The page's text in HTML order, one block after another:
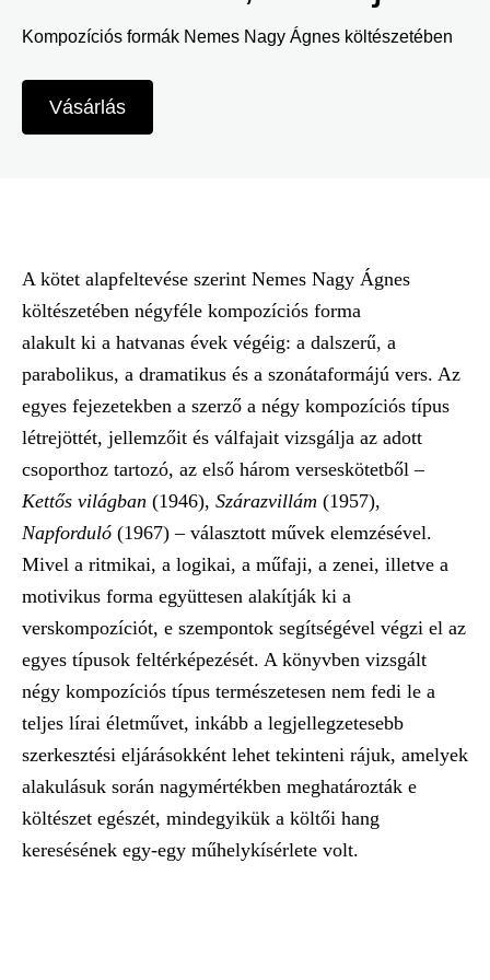
menü
Kompozíciós formák Nemes Nagy Ágnes költészetében
Vásárlás
A kötet alapfeltevése szerint Nemes Nagy Ágnes
költészetében négyféle kompozíciós forma
alakult ki a hatvanas évek végéig: a dalszerű, a
parabolikus, a dramatikus és a szonátaformájú vers. Az
egyes fejezetekben a szerző a négy kompozíciós típus
létrejöttét, jellemzőit és válfajait vizsgálja az adott
csoporthoz tartozó, az első három verseskötetből –
Kettős világban (1946), Szárazvillám (1957),
Napforduló (1967) – választott művek elemzésével.
Mivel a ritmikai, a logikai, a műfaji, a zenei, illetve a
motivikus forma együttesen alakítják ki a
verskompozíciót, e szempontok segítségével végzi el az
egyes típusok feltérképezését. A könyvben vizsgált
négy kompozíciós típus természetesen nem fedi le a
teljes lírai életművet, inkább a legjellegzetesebb
szerkesztési eljárásokként lehet tekinteni rájuk, amelyek
alakulásuk során nagymértékben meghatározták e
költészet egészét, mindegyikük a költői hang
keresésének egy-egy műhelykísérlete volt.